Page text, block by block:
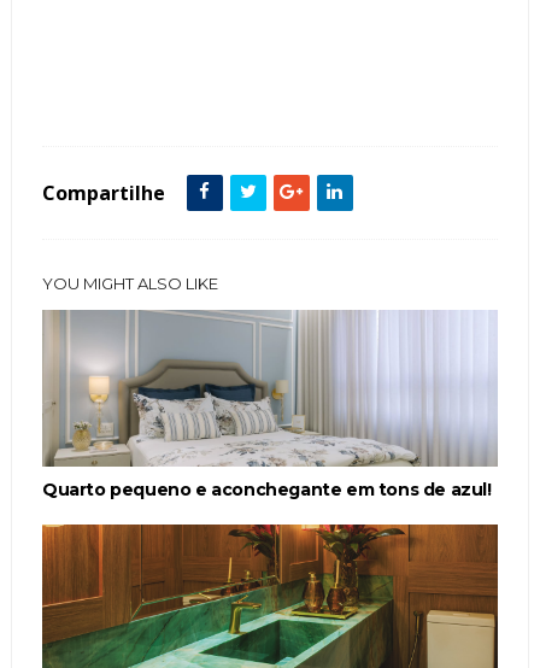
Compartilhe
YOU MIGHT ALSO LIKE
Quarto pequeno e aconchegante em tons de azul!